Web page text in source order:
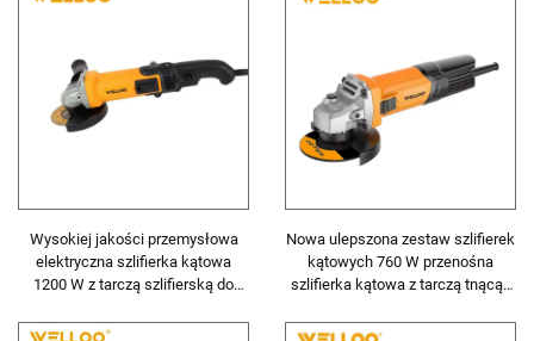
Wysokiej jakości przemysłowa
elektryczna szlifierka kątowa
1200 W z tarczą szlifierską do
ciężkich
Nowa ulepszona zestaw szlifierek
kątowych 760 W przenośna
szlifierka kątowa z tarczą tnącą i